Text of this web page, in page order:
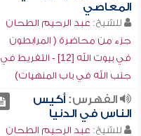
المعاصي
للشيخ: عبد الرحيم الطحان
جزء من محاضرة ( المرابطون
في بيوت الله [12] - التفريط في
جنب الله في باب المنهيات)
الفهرس:أكيس
الناس في الدنيا
للشيخ: عبد الرحيم الطحان